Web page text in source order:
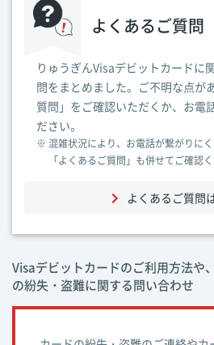
よくあるご質問
りゅうぎんVisaデビットカードに
問をまとめました。ご不明な点が
質問」をご確認いただくか、お電
ださい。
※ 混雑状況により、お電話が繋がりにく
「よくあるご質問」も併せてご確認く
よくあるご質問
Visaデビットカードのご利用方法や
の紛失・盗難に関する問い合わせ